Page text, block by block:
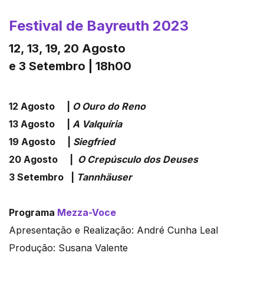
Festival de Bayreuth 2023
12, 13, 19, 20 Agosto
e 3 Setembro | 18h00
12 Agosto | O Ouro do Reno
13 Agosto | A Valquíria
19 Agosto | Siegfried
20 Agosto | O Crepúsculo dos Deuses
3 Setembro |
Tannhäuser
Programa Mezza-Voce
Apresentação e Realização: André Cunha Leal
Produção: Susana Valente